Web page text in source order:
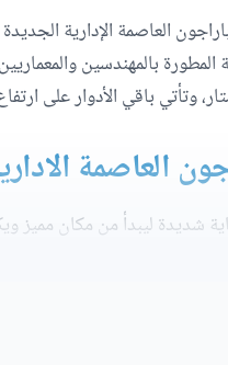
العاصمة الإدارية
العاصمة
شديدة ليبدأ من مكان مميز
الادارية الجديدة بموقع